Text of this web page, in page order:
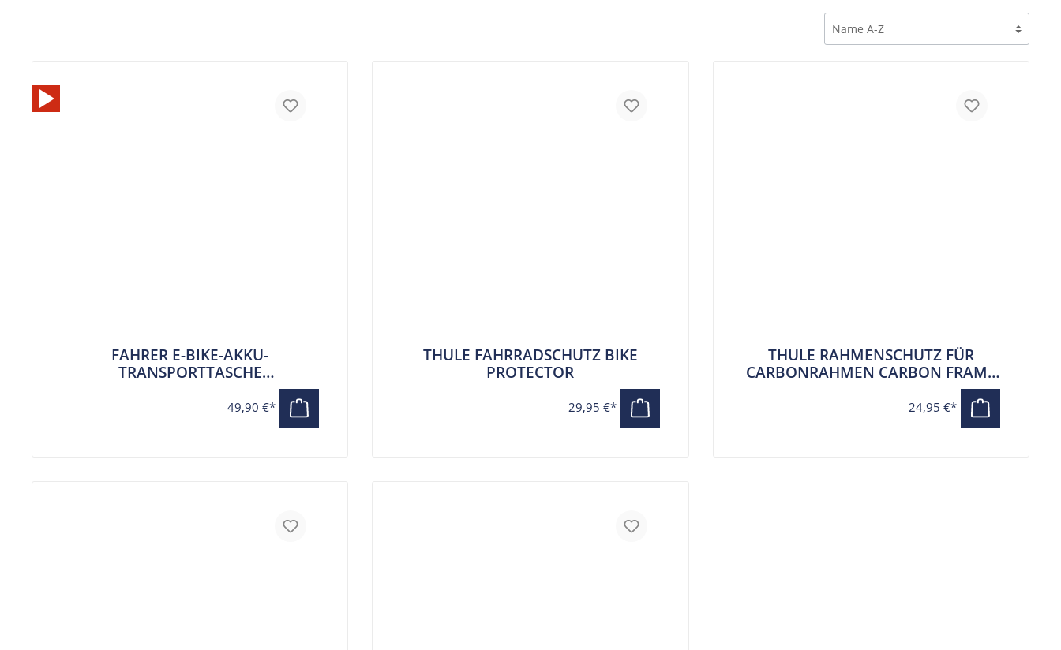
FAHRER E-BIKE-AKKU-
TRANSPORTTASCHE
BRANDSCHUTZTASCHE LAGERUNG
49,90 €*
THULE FAHRRADSCHUTZ BIKE
PROTECTOR
29,95 €*
THULE RAHMENSCHUTZ FÜR
CARBONRAHMEN CARBON FRAME
24,95 €*